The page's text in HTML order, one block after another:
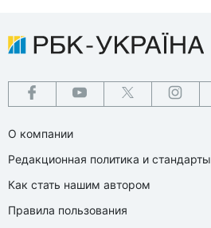
О компании
Редакционная политика и стандарты
Как стать нашим автором
Правила пользования